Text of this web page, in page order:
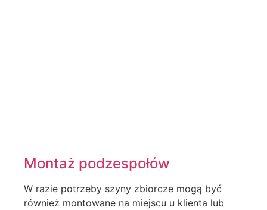
Montaż podzespołów
W razie potrzeby szyny zbiorcze mogą być
również montowane na miejscu u klienta lub